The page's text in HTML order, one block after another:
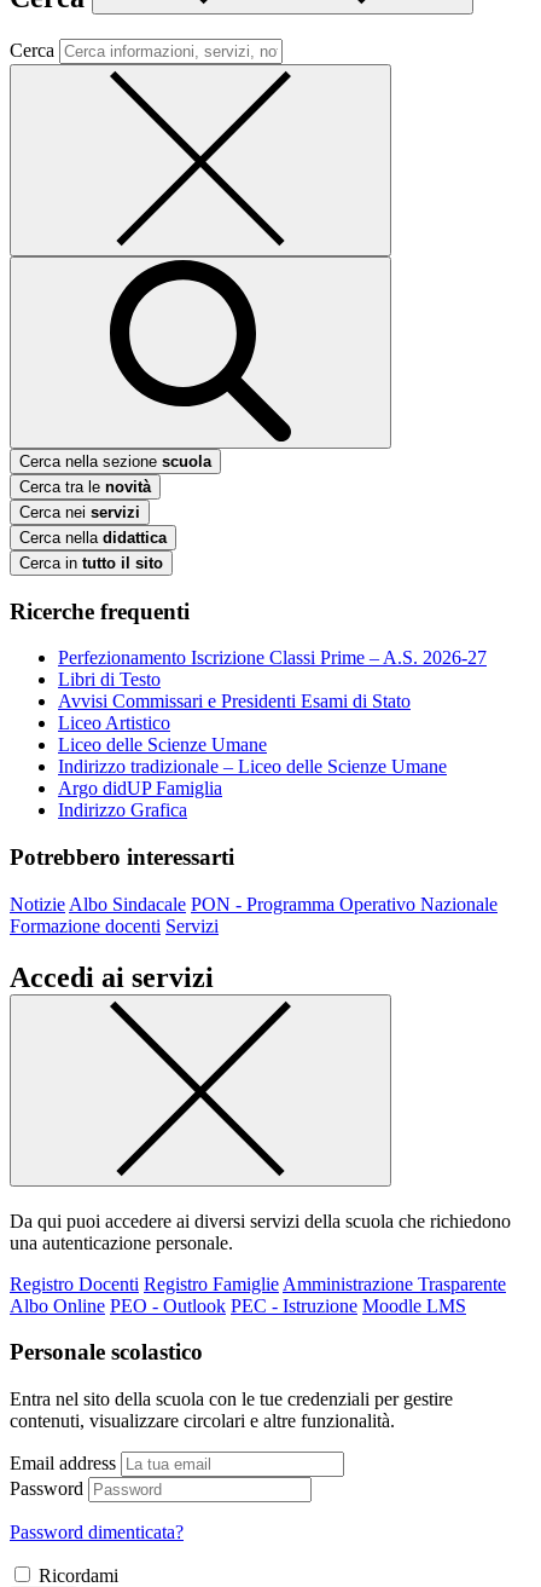
Cerca
Cerca nella sezione scuola
Cerca tra le novità
Cerca nei servizi
Cerca nella didattica
Cerca in tutto il sito
Ricerche frequenti
Perfezionamento Iscrizione Classi Prime – A.S. 2026-27
Libri di Testo
Avvisi Commissari e Presidenti Esami di Stato
Liceo Artistico
Liceo delle Scienze Umane
Indirizzo tradizionale – Liceo delle Scienze Umane
Argo didUP Famiglia
Indirizzo Grafica
Potrebbero interessarti
Notizie Albo Sindacale PON - Programma Operativo Nazionale
Formazione docenti Servizi
Accedi ai servizi
Da qui puoi accedere ai diversi servizi della scuola che richiedono
una autenticazione personale.
Registro Docenti Registro Famiglie Amministrazione Trasparente
Albo Online PEO - Outlook PEC - Istruzione Moodle LMS
Personale scolastico
Entra nel sito della scuola con le tue credenziali per gestire
contenuti, visualizzare circolari e altre funzionalità.
Email address
Password
Password dimenticata?
Ricordami